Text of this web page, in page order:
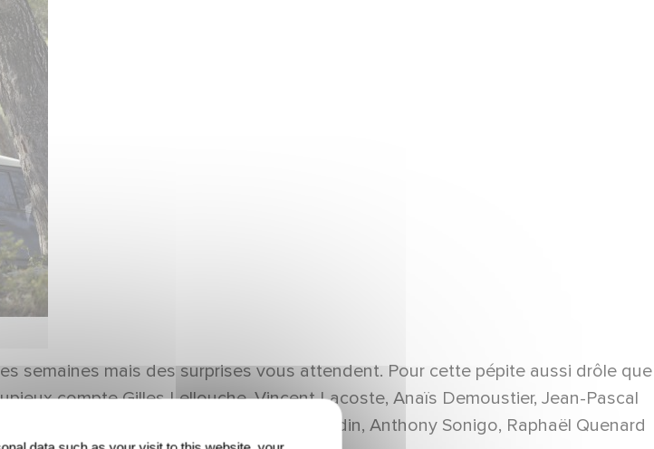
semaines mais des surprises vous attendent. Pour cette pépite aussi drôle que
compte Gilles Lellouche, Vincent Lacoste, Anaïs Demoustier, Jean-Pascal
Doria Tillier, Jérôme Niel, Blanche Gardin, Anthony Sonigo, Raphaël Quenard